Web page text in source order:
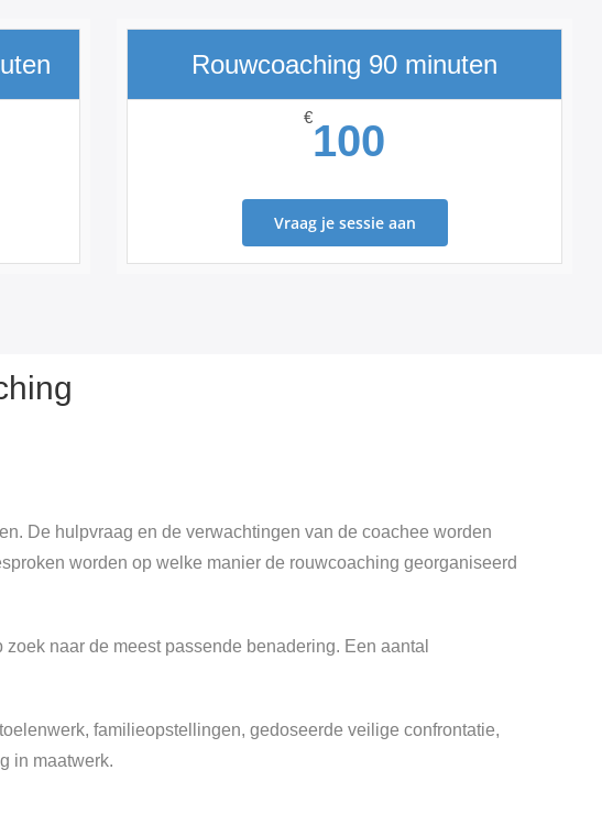
Rouwcoaching 90 minuten
€100
Vraag je sessie aan
De hulpvraag en de verwachtingen van de coachee worden
worden op welke manier de rouwcoaching georganiseerd
naar de meest passende benadering. Een aantal
familieopstellingen, gedoseerde veilige confrontatie,
in maatwerk.